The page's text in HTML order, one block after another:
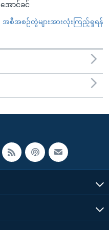
အောင်ခင်
အစီအစဉ်တွဲများအားလုံးကြည့်ရှုရန်